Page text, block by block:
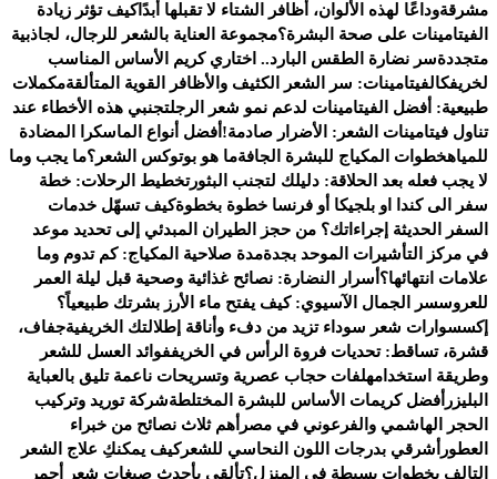
مشرقةوداعًا لهذه الألوان، أظافر الشتاء لا تقبلها أبدًاكيف تؤثر زيادة
الفيتامينات على صحة البشرة؟مجموعة العناية بالشعر للرجال، لجاذبية
متجددةسر نضارة الطقس البارد.. اختاري كريم الأساس المناسب
لخريفكالفيتامينات: سر الشعر الكثيف والأظافر القوية المتألقةمكملات
طبيعية: أفضل الفيتامينات لدعم نمو شعر الرجلتجنبي هذه الأخطاء عند
تناول فيتامينات الشعر: الأضرار صادمة! أفضل أنواع الماسكرا المضادة
للمياهخطوات المكياج للبشرة الجافةما هو بوتوكس الشعر؟ما يجب وما
لا يجب فعله بعد الحلاقة: دليلك لتجنب البثورتخطيط الرحلات: خطة
سفر الى كندا او بلجيكا أو فرنسا خطوة بخطوةكيف تسهّل خدمات
السفر الحديثة إجراءاتك؟ من حجز الطيران المبدئي إلى تحديد موعد
في مركز التأشيرات الموحد بجدةمدة صلاحية المكياج: كم تدوم وما
علامات انتهائها؟ أسرار النضارة: نصائح غذائية وصحية قبل ليلة العمر
للعروسسر الجمال الآسيوي: كيف يفتح ماء الأرز بشرتك طبيعياً؟
إكسسوارات شعر سوداء تزيد من دفء وأناقة إطلالتك الخريفيةجفاف،
قشرة، تساقط: تحديات فروة الرأس في الخريففوائد العسل للشعر
وطريقة استخدامهلفات حجاب عصرية وتسريحات ناعمة تليق بالعباية
البليزر أفضل كريمات الأساس للبشرة المختلطةشركة توريد وتركيب
الحجر الهاشمي والفرعوني في مصر أهم ثلاث نصائح من خبراء
العطور أشرقي بدرجات اللون النحاسي للشعركيف يمكنكِ علاج الشعر
التالف بخطوات بسيطة في المنزل؟تألقي بأحدث صبغات شعر أحمر